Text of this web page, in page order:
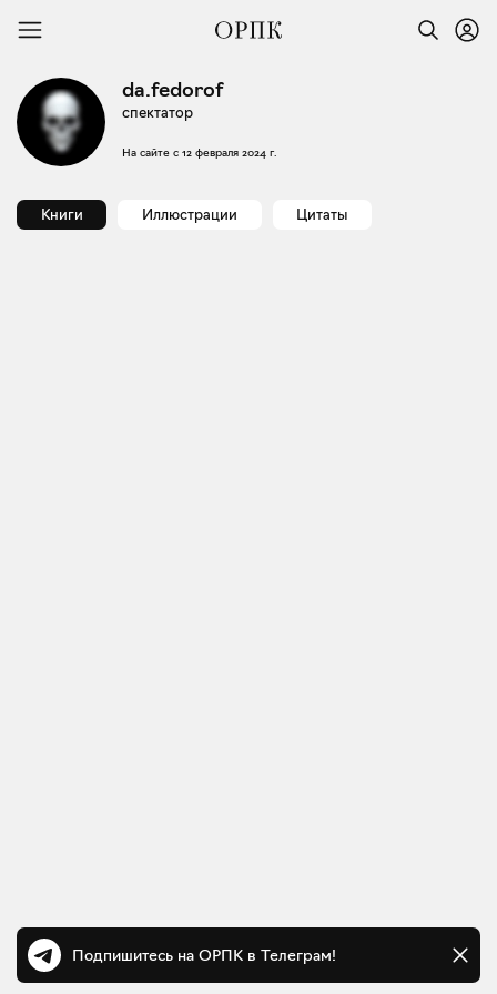
da.fedorof
спектатор
На сайте с 12 февраля 2024 г.
Книги Иллюстрации Цитаты
Подпишитесь на ОРПК в Телеграм!